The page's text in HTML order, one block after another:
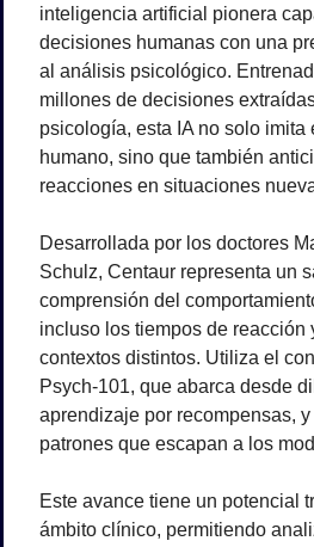
inteligencia artificial pionera
decisiones humanas con una
al análisis psicológico.
millones de decisiones
psicología, esta IA no solo imita
humano, sino que también
reacciones en situaciones
Desarrollada por los doctores
Schulz, Centaur representa un
comprensión del
incluso los tiempos de reacción
contextos distintos. Utiliza el
Psych-101, que abarca desde
aprendizaje por recompensas,
patrones que escapan a los
Este avance tiene un potencial
ámbito clínico, permitiendo